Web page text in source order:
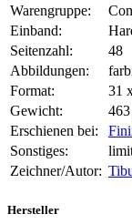
Warengruppe:
Einband:
Seitenzahl:
48
Abbildungen:
Format:
31
Gewicht:
Erschienen bei:
Sonstiges:
Zeichner/Autor:
Hersteller